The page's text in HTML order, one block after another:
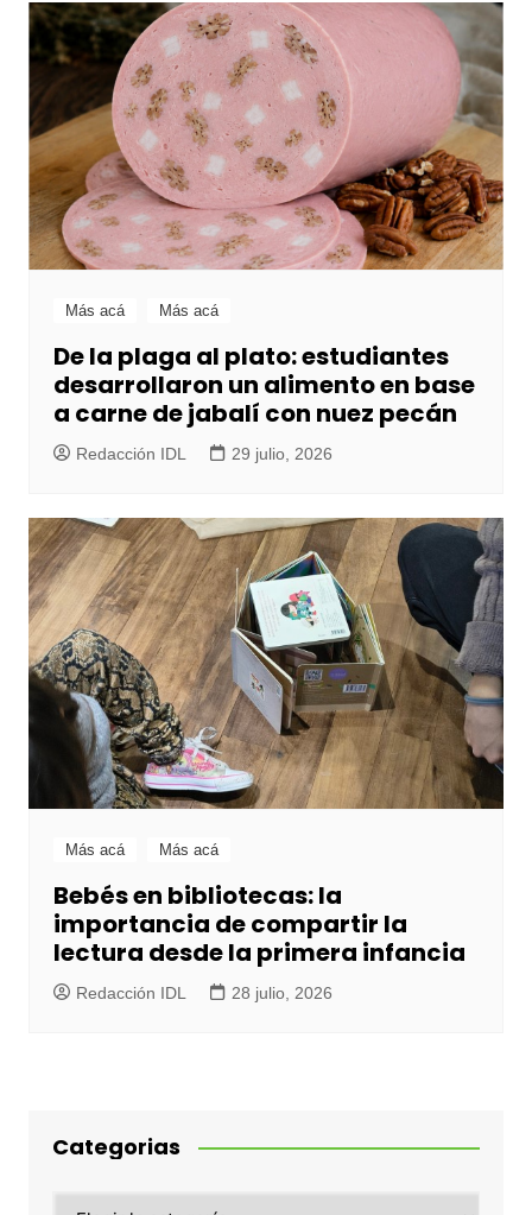
Más acá Más acá
De la plaga al plato: estudiantes
desarrollaron un alimento en base
a carne de jabalí con nuez pecán
Redacción IDL 29 julio, 2026
Más acá Más acá
Bebés en bibliotecas: la
importancia de compartir la
lectura desde la primera infancia
Redacción IDL 28 julio, 2026
Categorias